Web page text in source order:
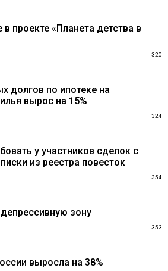
в проекте «Планета детства в
320
долгов по ипотеке на
вырос на 15%
324
у участников сделок с
из реестра повесток
354
зону
353
выросла на 38%